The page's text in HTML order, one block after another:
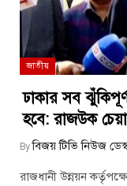
জাতীয়
ঢাকার সব
হবে: রাজউক
By বিজয় টিভি নিউজ
রাজধানী উন্নয়ন